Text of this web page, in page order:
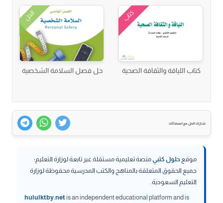
كتاب
كتاب اللياقة والثقافة الصحية
الحل
حل فصل السلامة الشخصية
شارك الحل مع اصدقائك
موقع حلول كتبيمنصة تعليمية مستقلة غير تابعة لوزارة التعليم؛
جميع الحقوق المتعلقة بالمناهج والكتب المدرسية محفوظة لوزارة
التعليم السعودية.
hululktby.netis an independent educational platform and is